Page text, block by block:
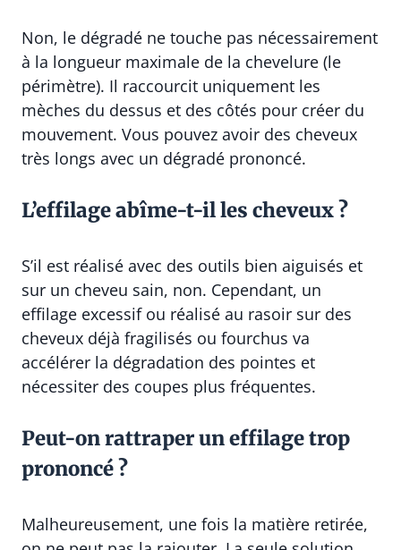
Non, le dégradé ne touche pas nécessairement
à la longueur maximale de la chevelure (le
périmètre). Il raccourcit uniquement les
mèches du dessus et des côtés pour créer du
mouvement. Vous pouvez avoir des cheveux
très longs avec un dégradé prononcé.
L’effilage abîme-t-il les cheveux ?
S’il est réalisé avec des outils bien aiguisés et
sur un cheveu sain, non. Cependant, un
effilage excessif ou réalisé au rasoir sur des
cheveux déjà fragilisés ou fourchus va
accélérer la dégradation des pointes et
nécessiter des coupes plus fréquentes.
Peut-on rattraper un effilage trop
prononcé ?
Malheureusement, une fois la matière retirée,